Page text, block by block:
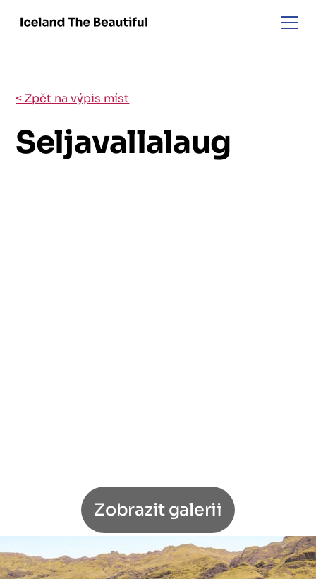
< Zpět na výpis míst
Seljavallalaug
Zobrazit galerii